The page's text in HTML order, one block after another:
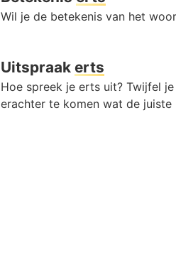
Wil je de betekenis van het
Uitspraak erts
Hoe spreek je erts uit? Twijfel
erachter te komen wat de juiste